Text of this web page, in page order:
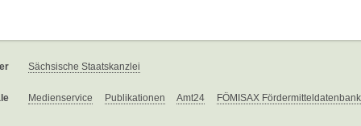
Sächsische Staatskanzlei
Medienservice Publikationen Amt24 FÖMISAX Fördermitteldatenbank